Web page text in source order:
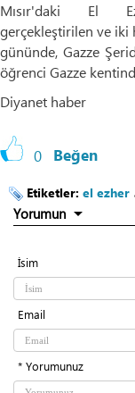
Mısır'daki El
gerçekleştirilen ve iki
gününde, Gazze
öğrenci Gazze
Diyanet haber
0 Beğen
Etiketler: el ezher
Yorumun
İsim
Email
* Yorumunuz